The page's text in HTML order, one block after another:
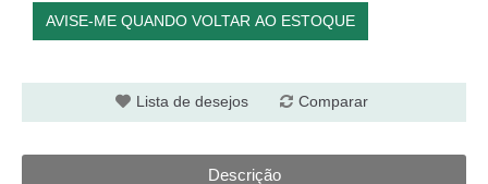
AVISE-ME QUANDO VOLTAR AO ESTOQUE
Lista de desejos Comparar
Descrição